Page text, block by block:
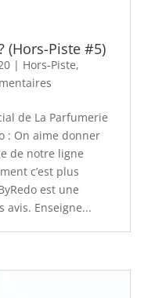
(Hors-Piste #5)
| Hors-Piste,
de La Parfumerie
: On aime donner
de notre ligne
c’est plus
est une
avis. Enseigne...